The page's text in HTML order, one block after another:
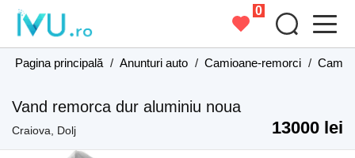
0
Pagina principală / Anunturi auto / Camioane-remorci /
Vand remorca dur aluminiu noua
Craiova, Dolj 13000 lei